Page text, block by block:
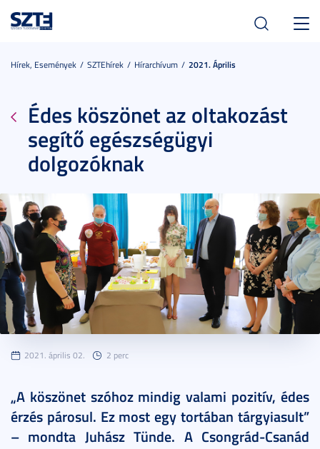
Hírek, Események SZTEhírek Hírarchívum 2021. Április
Édes köszönet az oltakozást
segítő egészségügyi
dolgozóknak
2021. április 02. 2 perc
„A köszönet szóhoz mindig valami pozitív, édes
érzés párosul. Ez most egy tortában tárgyiasult”
– mondta Juhász Tünde. A Csongrád-Csanád